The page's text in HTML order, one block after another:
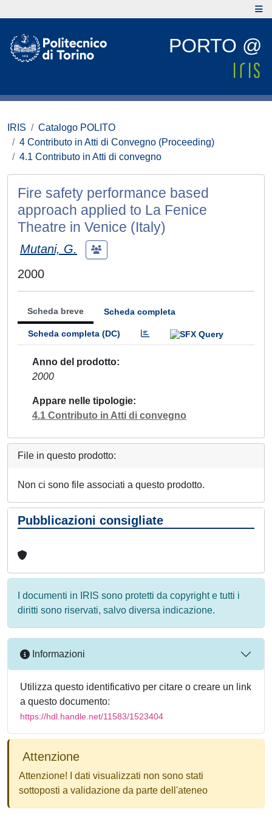
PORTO @
IRIS
Catalogo POLITO
4 Contributo in Atti di Convegno (Proceeding)
4.1 Contributo in Atti di convegno
Fire safety performance based
approach applied to La Fenice
Theatre in Venice (Italy)
Mutani, G.
2000
Scheda breve Scheda completa
Scheda completa (DC)
Anno del prodotto
2000
Appare nelle tipologie
4.1 Contributo in Atti di convegno
File in questo prodotto:
Non ci sono file associati a questo prodotto.
Pubblicazioni consigliate
I documenti in IRIS sono protetti da copyright e tutti i
diritti sono riservati, salvo diversa indicazione.
Informazioni
Utilizza questo identificativo per citare o creare un link
a questo documento:
https://hdl.handle.net/11583/1523404
Attenzione
Attenzione! I dati visualizzati non sono stati
sottoposti a validazione da parte dell'ateneo